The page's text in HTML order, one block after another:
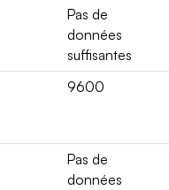
Pas de
données
suffisantes
9600
Pas de
données